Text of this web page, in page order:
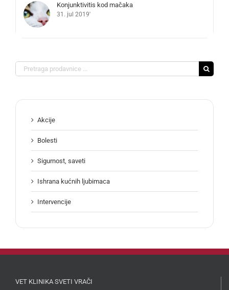
Konjunktivitis kod mačaka
31. jul 2019'
Search
for:
Akcije
Bolesti
Sigurnost, saveti
Ishrana kućnih ljubimaca
Intervencije
VET KLINIKA SVETI VRAČI